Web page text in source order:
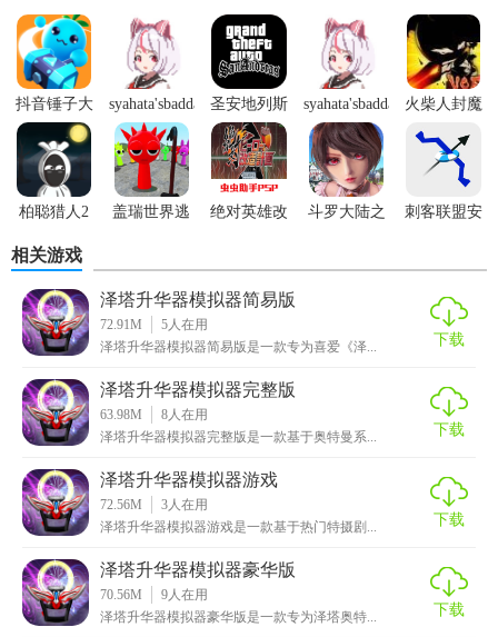
手，享受游戏的乐趣。
3. 技能丰富：泽塔奥特曼拥有多种技能，玩家可以根据战斗
需求自由组合和释放。
4. 互动性强：游戏支持多人在线对战，玩家可以与朋友一起
组队挑战怪兽，体验团队协作的乐趣。
【泽塔奥特曼升华器模拟优势】
1. 沉浸式体验：通过模拟升华器和高度还原的剧情，游戏为
玩家带来了沉浸式的奥特曼体验。
2. 挑战性高：游戏中的怪兽挑战和技能升级系统为玩家提供
了持续的游戏动力和挑战性。
3. 画面精美：游戏采用高清画质和流畅的动画效果，为玩家
呈现了一个绚丽多彩的奥特曼世界。
4. 社交性强：游戏支持多人在线互动，玩家可以结交新朋
友，共同探索奥特曼的奇妙世界。
【泽塔奥特曼升华器模拟点评】
《泽塔奥特曼升华器模拟》是一款充满乐趣和挑战性的模拟
的游戏氛围中，随着角色动作身...
抖音锤子大
作战
syahata'sbadday
内置菜单
圣安地列斯
最新版本
syahata'sbadday
完整版
火柴人封魔
柏聪猎人2
盖瑞世界逃
绝对英雄改
斗罗大陆之
刺客联盟安
相关游戏
泽塔升华器模拟器简易版
72.91M 5人在用
泽塔升华器模拟器简易版是一款专为喜爱《泽...
下载
泽塔升华器模拟器完整版
63.98M 8人在用
泽塔升华器模拟器完整版是一款基于奥特曼系...
下载
泽塔升华器模拟器游戏
72.56M 3人在用
泽塔升华器模拟器游戏是一款基于热门特摄剧...
下载
泽塔升华器模拟器豪华版
70.56M 9人在用
泽塔升华器模拟器豪华版是一款专为泽塔奥特...
下载